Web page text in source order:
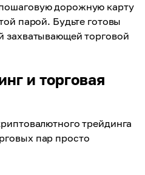
дорожную карту
парой. Будьте готовы
захватывающей торговой
и торговая
трейдинга
пар просто